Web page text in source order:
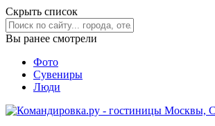
Скрыть список
Вы ранее смотрели
Фото
Сувениры
Люди